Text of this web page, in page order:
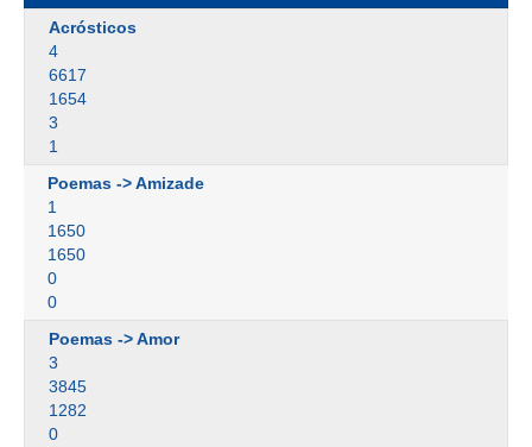
Acrósticos
4
6617
1654
3
1
Poemas -> Amizade
1
1650
1650
0
0
Poemas -> Amor
3
3845
1282
0